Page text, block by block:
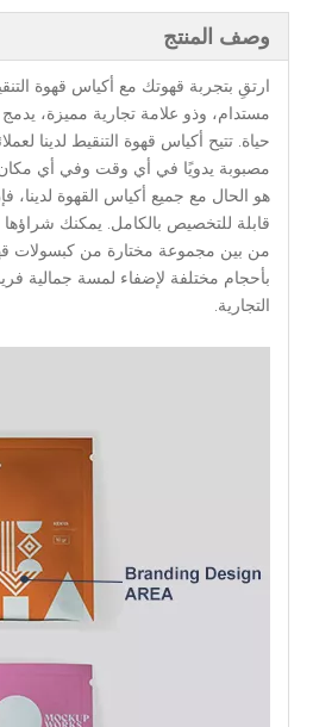
وصف المنتج
ارتقِ بتجربة قهوتك مع أكياس قهوة
مستدام، وذو علامة تجارية مميزة،
حياة. تتيح أكياس قهوة التنقيط لدينا
مصبوبة يدويًا في أي وقت وفي أي
هو الحال مع جميع أكياس القهوة لدينا،
قابلة للتخصيص بالكامل. يمكنك شراؤها
من بين مجموعة مختارة من كبسولات
بأحجام مختلفة لإضفاء لمسة جمالية
التجارية.